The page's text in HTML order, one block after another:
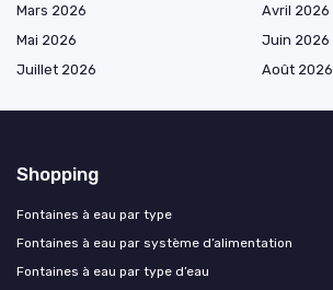
Mars 2026
Avril 2026
Mai 2026
Juin 2026
Juillet 2026
Août 2026
Shopping
Fontaines à eau par type
Fontaines à eau par système d’alimentation
Fontaines à eau par type d’eau